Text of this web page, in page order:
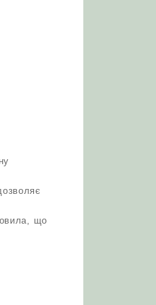
що